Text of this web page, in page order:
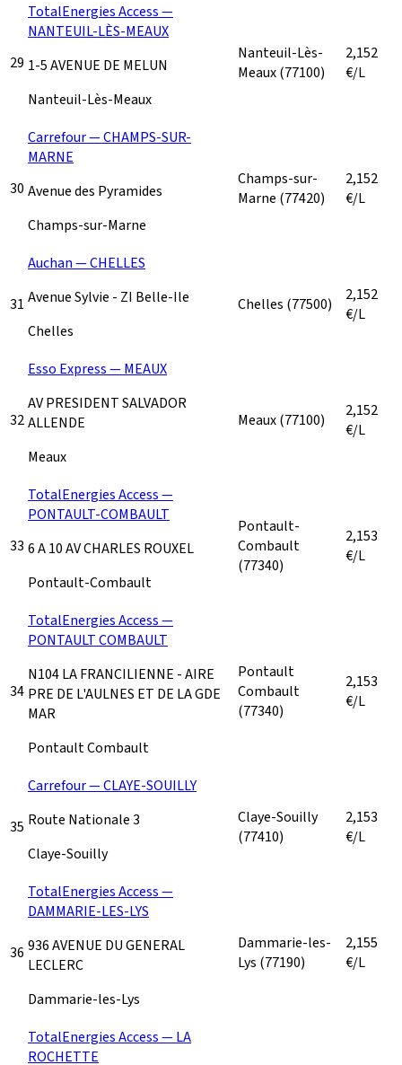
29
TotalEnergies Access —
NANTEUIL-LÈS-MEAUX
1-5 AVENUE DE MELUN
Nanteuil-Lès-Meaux
Nanteuil-Lès-
Meaux(77100)
2,152
€/L
30
Carrefour — CHAMPS-SUR-
MARNE
Avenue des Pyramides
Champs-sur-Marne
Champs-sur-
Marne (77420)
2,152
€/L
31
Auchan — CHELLES
Avenue Sylvie - ZI Belle-Ile
Chelles
Chelles (77500)
2,152
€/L
32
Esso Express — MEAUX
AV PRESIDENT SALVADOR
ALLENDE
Meaux
Meaux(77100)
2,152
€/L
33
TotalEnergies Access —
PONTAULT-COMBAULT
6 A 10 AV CHARLES ROUXEL
Pontault-Combault
Pontault-
Combault
(77340)
2,153
€/L
34
TotalEnergies Access —
PONTAULT COMBAULT
N104 LA FRANCILIENNE - AIRE
PRE DE L'AULNES ET DE LA GDE
MAR
Pontault Combault
Pontault
Combault
(77340)
2,153
€/L
35
Carrefour — CLAYE-SOUILLY
Route Nationale 3
Claye-Souilly
Claye-Souilly
(77410)
2,153
€/L
36
TotalEnergies Access —
DAMMARIE-LES-LYS
936 AVENUE DU GENERAL
LECLERC
Dammarie-les-Lys
Dammarie-les-
Lys (77190)
2,155
€/L
TotalEnergies Access — LA
ROCHETTE